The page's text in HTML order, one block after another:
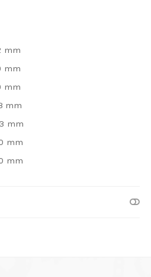
mm
mm
mm
mm
mm
mm
mm